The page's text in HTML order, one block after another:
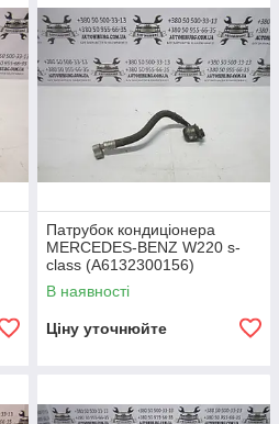
Патрубок кондиціонера
MERCEDES-BENZ W220 s-
class (A6132300156)
В наявності
Ціну уточнюйте